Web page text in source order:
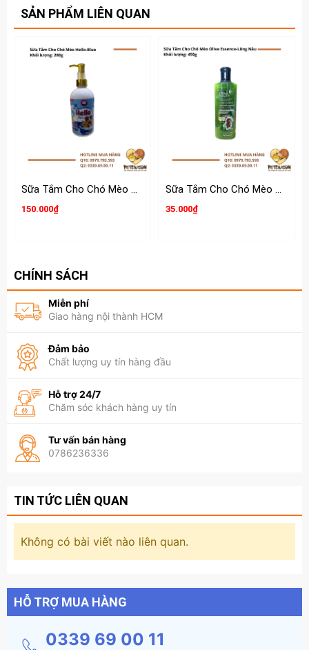
SẢN PHẨM LIÊN QUAN
Sữa Tắm Cho Chó Mèo Hello 280g
150.000₫
Sữa Tắm Cho Chó Mèo Olive Essence
35.000₫
CHÍNH SÁCH
Miễn phí
Giao hàng nội thành HCM
Đảm bảo
Chất lượng uy tín hàng đầu
Hỗ trợ 24/7
Chăm sóc khách hàng uy tín
Tư vấn bán hàng
0786236336
TIN TỨC LIÊN QUAN
Không có bài viết nào liên quan.
HỖ TRỢ MUA HÀNG
0339 69 00 11